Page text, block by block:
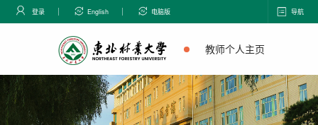
登录 English 电脑版 导航
教师个人主页